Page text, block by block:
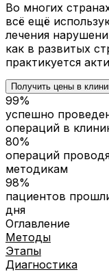
Во многих
всё ещё
лечения
как в развитых
практикуется
Получить цены в
99%
успешно
операций в
80%
операций
методикам
98%
пациентов
дня
Оглавление
Методы
Этапы
Диагностика